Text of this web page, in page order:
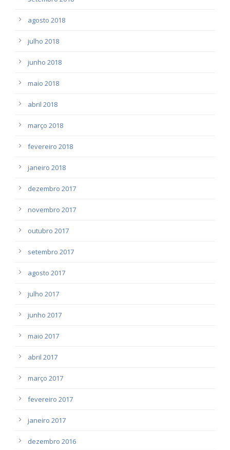
agosto 2018
julho 2018
junho 2018
maio 2018
abril 2018
março 2018
fevereiro 2018
janeiro 2018
dezembro 2017
novembro 2017
outubro 2017
setembro 2017
agosto 2017
julho 2017
junho 2017
maio 2017
abril 2017
março 2017
fevereiro 2017
janeiro 2017
dezembro 2016